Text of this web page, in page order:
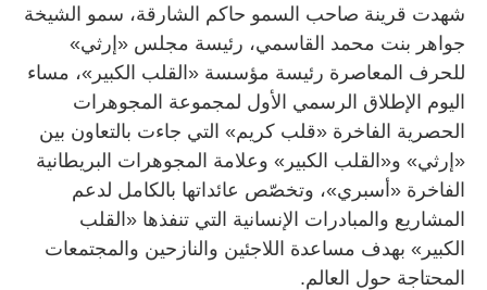
شهدت قرينة صاحب السمو حاكم الشارقة، سمو الشيخة
جواهر بنت محمد القاسمي، رئيسة مجلس «إرثي»
للحرف المعاصرة رئيسة مؤسسة «القلب الكبير»، مساء
اليوم الإطلاق الرسمي الأول لمجموعة المجوهرات
الحصرية الفاخرة «قلب كريم» التي جاءت بالتعاون بين
«إرثي» و«القلب الكبير» وعلامة المجوهرات البريطانية
الفاخرة «أسبري»، وتخصّص عائداتها بالكامل لدعم
المشاريع والمبادرات الإنسانية التي تنفذها «القلب
الكبير» بهدف مساعدة اللاجئين والنازحين والمجتمعات
المحتاجة حول العالم.